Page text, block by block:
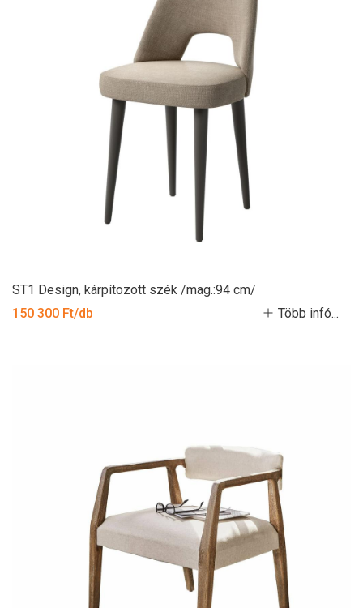
ST1 Design, kárpítozott szék /mag.:94 cm/
150 300 Ft/db
Több infó...